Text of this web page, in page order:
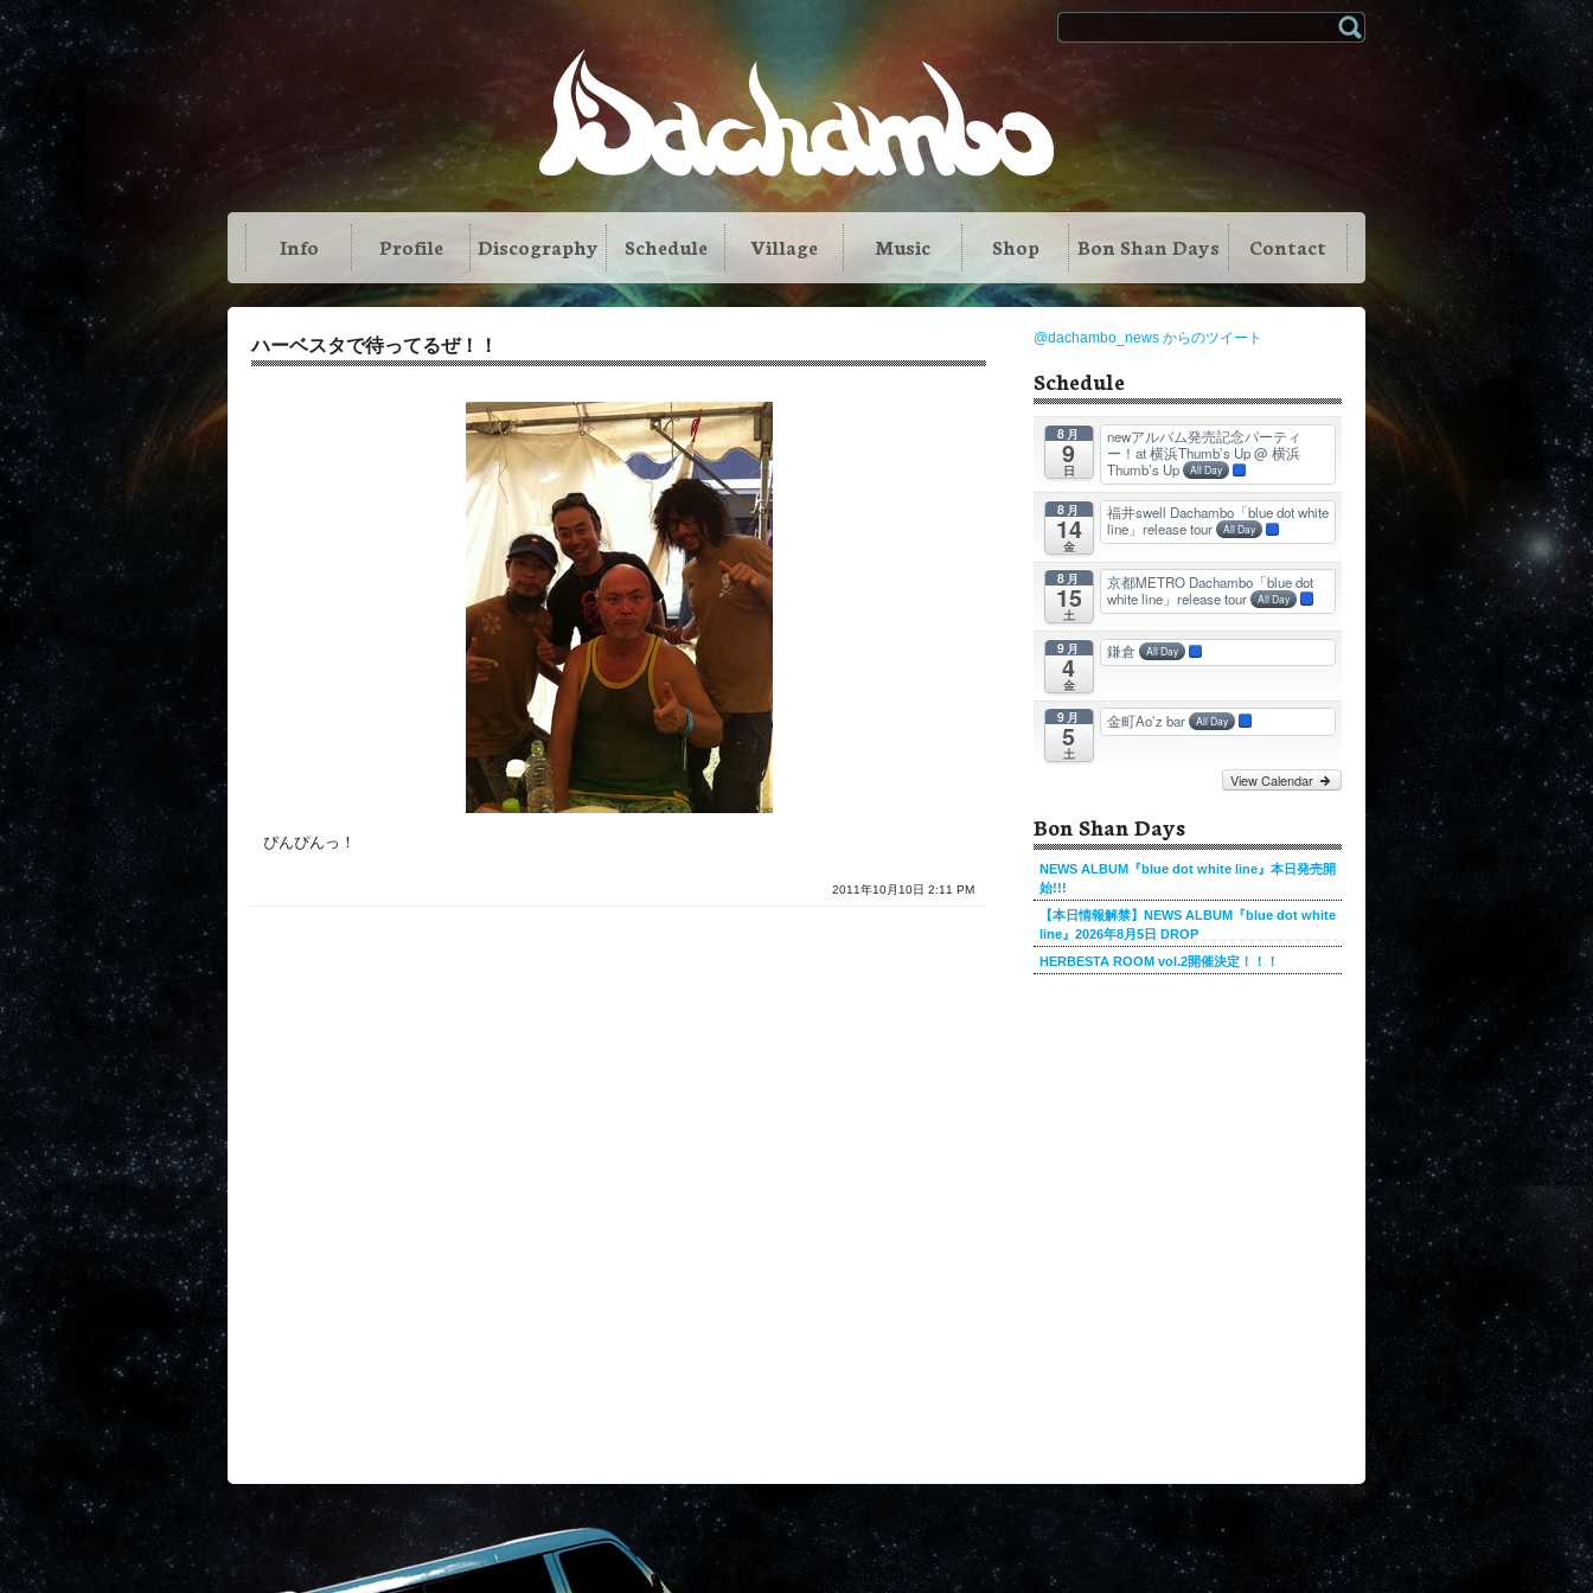
Info Profile Discography Schedule Village Music Shop Bon Shan Days Contact
ハーベスタで待ってるぜ！！
ぴんぴんっ！
2011年10月10日 2:11 PM
@dachambo_news からのツイート
Schedule
8月
9
日
newアルバム発売記念パーティ
ー！at 横浜Thumb’s Up@ 横浜
Thumb’s Up All Day
8月
14
金
福井swell Dachambo「blue dot white
line」release tour All Day
8月
15
土
京都METRO Dachambo「blue dot
white line」release tour All Day
9月
4
金
鎌倉 All Day
9月
5
土
金町Ao’z bar All Day
View Calendar
Bon Shan Days
NEWS ALBUM『blue dot white line』本日発売開
始!!!
【本日情報解禁】NEWS ALBUM『blue dot white
line』2026年8月5日 DROP
HERBESTA ROOM vol.2開催決定！！！